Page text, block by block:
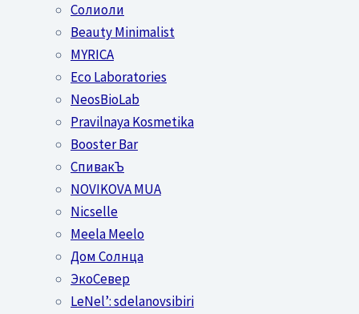
Солиоли
Beauty Minimalist
MYRICA
Eco Laboratories
NeosBioLab
Pravilnaya Kosmetika
Booster Bar
СпивакЪ
NOVIKOVA MUA
Nicselle
Meela Meelo
Дом Солнца
ЭкоСевер
LeNel’: sdelanovsibiri